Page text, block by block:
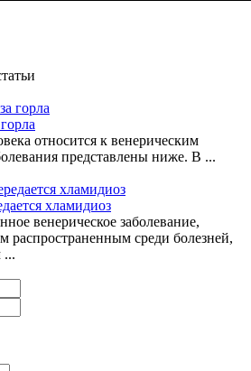
относится к венерическим
представлены ниже. В ...
хламидиоз
венерическое заболевание,
распространенным среди болезней,
...